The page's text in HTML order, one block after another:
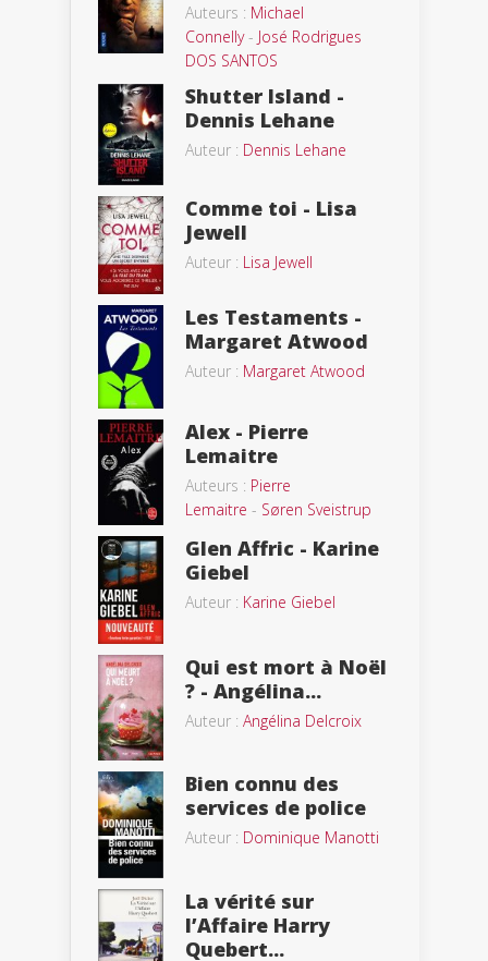
Auteurs : Michael
Connelly- José Rodrigues
DOS SANTOS
Shutter Island -
Dennis Lehane
Auteur : Dennis Lehane
Comme toi - Lisa
Jewell
Auteur : Lisa Jewell
Les Testaments -
Margaret Atwood
Auteur : Margaret Atwood
Alex - Pierre
Lemaitre
Auteurs : Pierre
Lemaitre - Søren Sveistrup
Glen Affric - Karine
Giebel
Auteur : Karine Giebel
Qui est mort à Noël
? - Angélina...
Auteur : Angélina Delcroix
Bien connu des
services de police
Auteur : Dominique Manotti
La vérité sur
l’Affaire Harry
Quebert...